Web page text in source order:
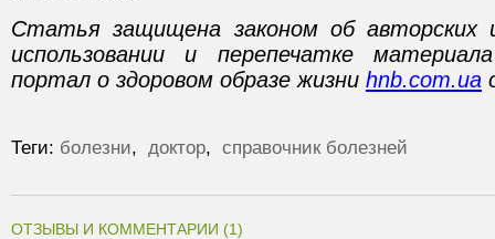
Статья защищена законом об авторских
использовании и перепечатке
портал о здоровом образе жизни hnb.com.ua
Теги: болезни, доктор, справочник болезней
ОТЗЫВЫ И КОММЕНТАРИИ (1)